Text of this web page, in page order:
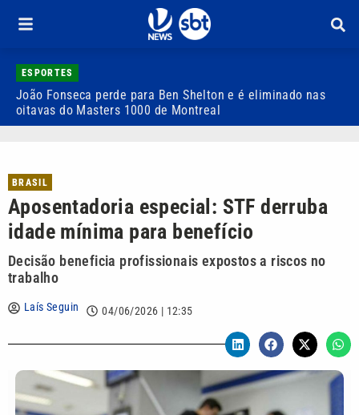
ESPORTES
João Fonseca perde para Ben Shelton e é eliminado nas
oitavas do Masters 1000 de Montreal
BRASIL
Aposentadoria especial: STF derruba
idade mínima para benefício
Decisão beneficia profissionais expostos a riscos no
trabalho
Laís Seguin 04/06/2026 | 12:35